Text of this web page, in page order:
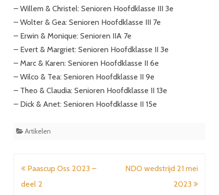
– Willem & Christel: Senioren Hoofdklasse III 3e
– Wolter & Gea: Senioren Hoofdklasse III 7e
– Erwin & Monique: Senioren IIA 7e
– Evert & Margriet: Senioren Hoofdklasse II 3e
– Marc & Karen: Senioren Hoofdklasse II 6e
– Wilco & Tea: Senioren Hoofdklasse II 9e
– Theo & Claudia: Senioren Hoofdklasse II 13e
– Dick & Anet: Senioren Hoofdklasse II 15e
Artikelen
Bericht
navigatie
Paascup Oss 2023 –
deel 2
NDO wedstrijd 21 mei
2023